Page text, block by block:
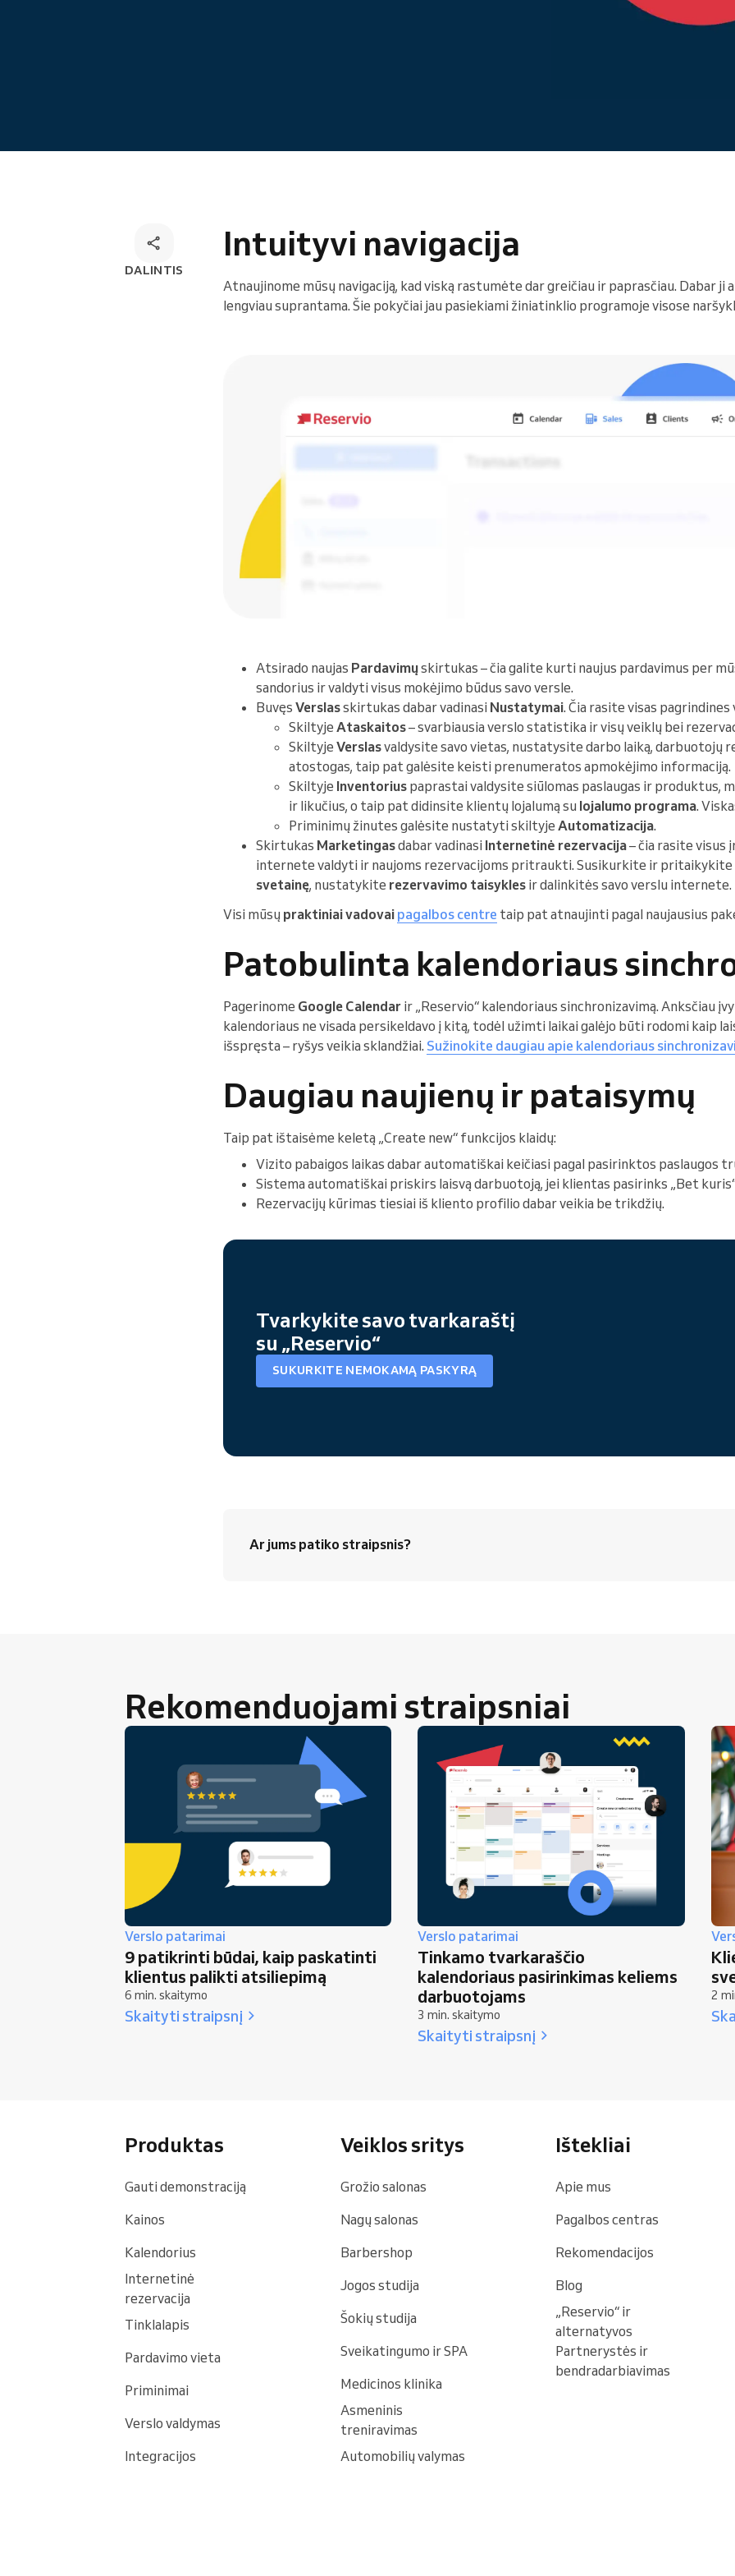
DALINTIS
Intuityvi navigacija
Atnaujinome mūsų navigaciją, kad viską rastumėte dar greičiau ir paprasčiau. Dabar ji
lengviau suprantama. Šie pokyčiai jau pasiekiami žiniatinklio programoje visose
Atsirado naujas Pardavimųskirtukas – čia galite kurti naujus pardavimus per
sandorius ir valdyti visus mokėjimo būdus savo versle.
Buvęs Verslasskirtukas dabar vadinasi Nustatymai. Čia rasite visas
Skiltyje Ataskaitos– svarbiausia verslo statistika ir visų veiklų bei
Skiltyje Verslasvaldysite savo vietas, nustatysite darbo laiką, darbuotojų
atostogas, taip pat galėsite keisti prenumeratos apmokėjimo informaciją.
Skiltyje Inventorius paprastai valdysite siūlomas paslaugas ir produktus,
ir likučius, o taip pat didinsite klientų lojalumą su lojalumo programa.
Priminimų žinutes galėsite nustatyti skiltyje Automatizacija.
Skirtukas Marketingasdabar vadinasi Internetinė rezervacija– čia rasite visus
internete valdyti ir naujoms rezervacijoms pritraukti. Susikurkite ir pritaikykite
svetainę, nustatykite rezervavimo taisykles ir dalinkitės savo verslu internete.
Visi mūsų praktiniai vadovai pagalbos centre taip pat atnaujinti pagal naujausius
Patobulinta kalendoriaus
Pagerinome Google Calendar ir „Reservio“ kalendoriaus sinchronizavimą. Anksčiau
kalendoriaus ne visada persikeldavo į kitą, todėl užimti laikai galėjo būti rodomi kaip
išspręsta – ryšys veikia sklandžiai. Sužinokite daugiau apie kalendoriaus
Daugiau naujienų ir pataisymų
Taip pat ištaisėme keletą „Create new“ funkcijos klaidų:
Vizito pabaigos laikas dabar automatiškai keičiasi pagal pasirinktos paslaugos
Sistema automatiškai priskirs laisvą darbuotoją, jei klientas pasirinks „Bet
Rezervacijų kūrimas tiesiai iš kliento profilio dabar veikia be trikdžių.
Tvarkykite savo tvarkaraštį
su „Reservio“
SUKURKITE NEMOKAMĄ PASKYRĄ
Ar jums patiko straipsnis?
Rekomenduojami straipsniai
Verslo patarimai
9 patikrinti būdai, kaip paskatinti
klientus palikti atsiliepimą
6 min. skaitymo
Skaityti straipsnį
Verslo patarimai
Tinkamo tvarkaraščio
kalendoriaus pasirinkimas keliems
darbuotojams
3 min. skaitymo
Skaityti straipsnį
2
Produktas
Gauti demonstraciją
Kainos
Kalendorius
Internetinė
rezervacija
Tinklalapis
Pardavimo vieta
Priminimai
Verslo valdymas
Integracijos
Veiklos sritys
Grožio salonas
Nagų salonas
Barbershop
Jogos studija
Šokių studija
Sveikatingumo ir SPA
Medicinos klinika
Asmeninis
treniravimas
Automobilių valymas
Ištekliai
Apie mus
Pagalbos centras
Rekomendacijos
Blog
„Reservio“ ir
alternatyvos
Partnerystės ir
bendradarbiavimas